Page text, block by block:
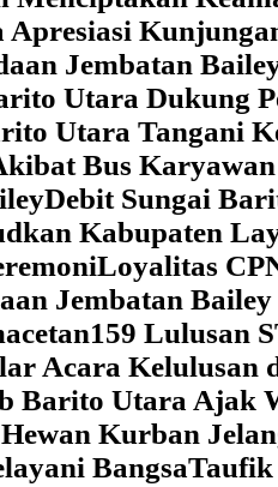
Jembatan
Utara Dukung
Utara Tangani
Bus
Debit Sungai
Kabupaten
Loyalitas
Jembatan
159 Lulusan
Acara Kelulusan
Barito Utara Ajak
Kurban
BangsaTaufik